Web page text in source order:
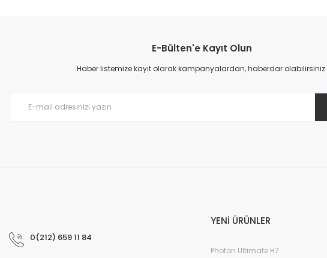
Ürün resmi kalitesiz, bozuk veya görüntülenemiyor.
Ürün açıklamasında eksik bilgiler bulunuyor.
E-Bülten'e Kayıt Olun
Haber listemize kayıt olarak kampanyalardan, haberdar olabilirsiniz.
0(212) 659 11 84
YENİ ÜRÜNLER
Photon Ultimate H7